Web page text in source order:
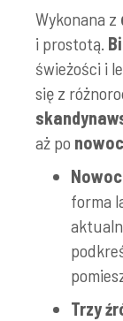
Wykonana z
i prostotą.
świeżości i
się z
aż po
forma
Trzy